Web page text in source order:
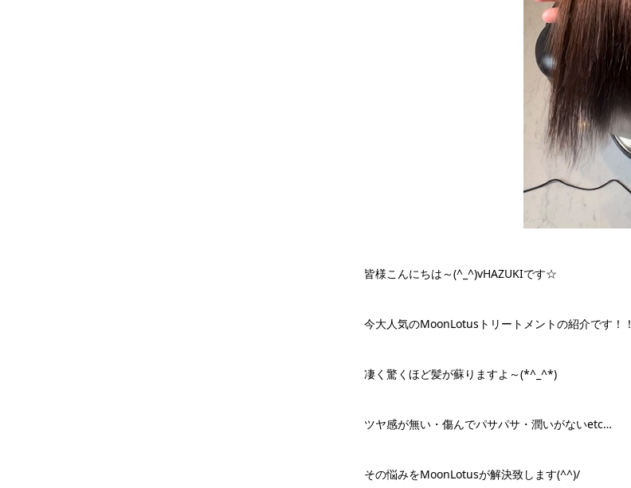
皆様こんにちは～(^_^)vHAZUKIです☆
今大人気のMoonLotusトリートメントの紹介です！！
凄く驚くほど髪が蘇りますよ～(*^_^*)
ツヤ感が無い・傷んでパサパサ・潤いがないetc…
その悩みをMoonLotusが解決致します(^^)/